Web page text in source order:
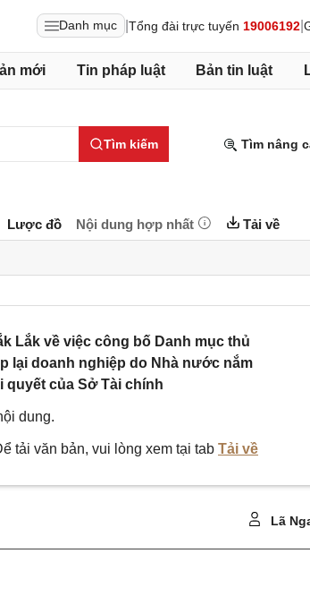
Danh mục Tổng đài trực tuyến 19006192
mới Tin pháp luật Bản tin luật
Tìm kiếm Tìm nâng
Lược đồ Nội dung hợp nhất Tải về
Lắk về việc công bố Danh mục thủ
lại doanh nghiệp do Nhà nước nắm
quyết của Sở Tài chính
dung.
tải văn bản, vui lòng xem tại tab Tải về
Lã